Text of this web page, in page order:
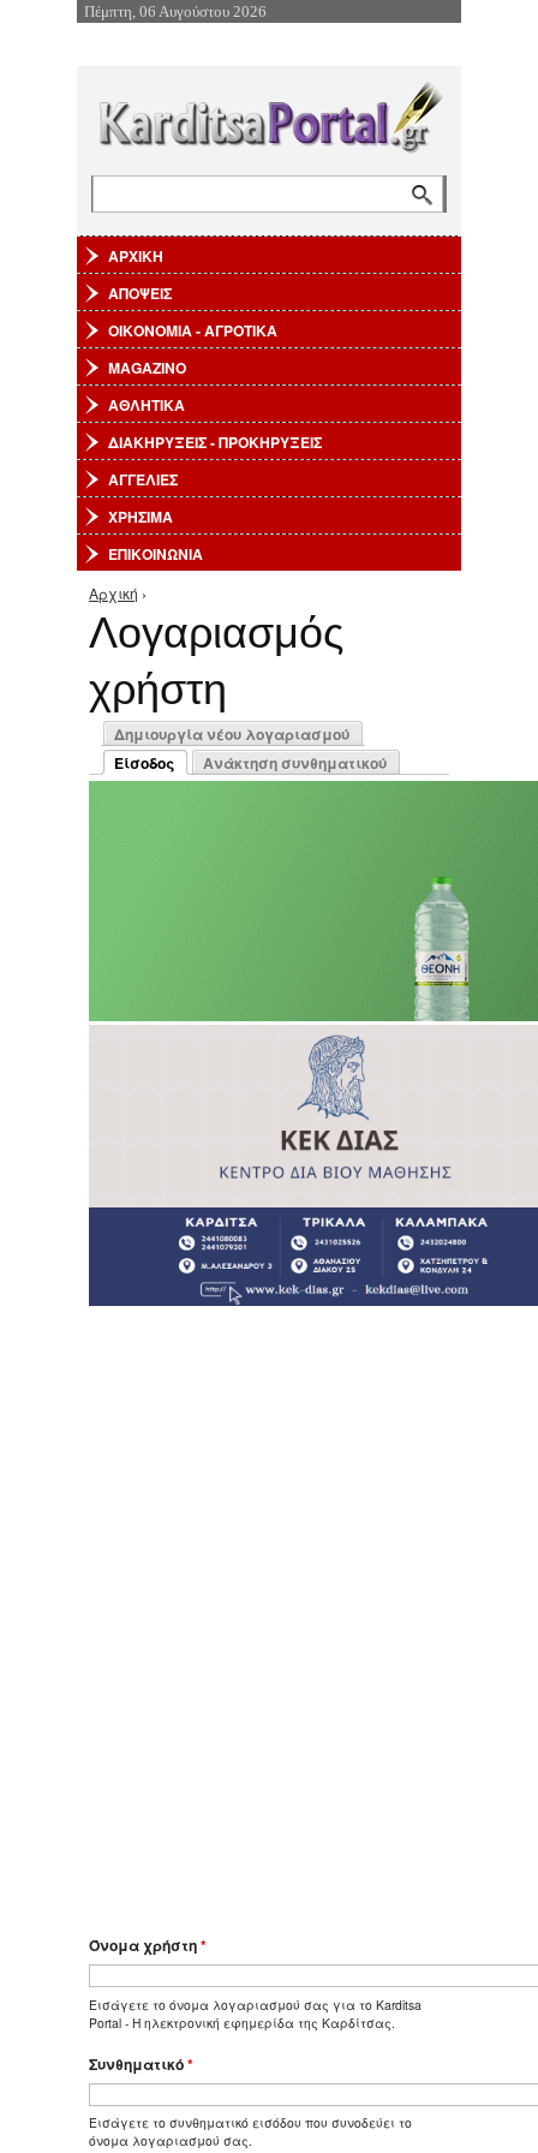
Επιστροφή στην Πλοήγηση
Πέμπτη, 06 Αυγούστου 2026
ΑΡΧΙΚΗ
ΑΠΟΨΕΙΣ
ΟΙΚΟΝΟΜΙΑ - ΑΓΡΟΤΙΚΑ
MAGAZINO
ΑΘΛΗΤΙΚΑ
ΔΙΑΚΗΡΥΞΕΙΣ - ΠΡΟΚΗΡΥΞΕΙΣ
ΑΓΓΕΛΙΕΣ
ΧΡΗΣΙΜΑ
ΕΠΙΚΟΙΝΩΝΙΑ
Είστε εδώ
Αρχική ›
Λογαριασμός
χρήστη
Πρωτεύουσες καρτέλες
Δημιουργία νέου λογαριασμού
Είσοδος
(ενεργή καρτέλα)
Ανάκτηση συνθηματικού
Όνομα χρήστη*
Εισάγετε το όνομα λογαριασμού σας για το Karditsa
Portal - Η ηλεκτρονική εφημερίδα της Καρδίτσας.
Συνθηματικό*
Εισάγετε το συνθηματικό εισόδου που συνοδεύει το
όνομα λογαριασμού σας.